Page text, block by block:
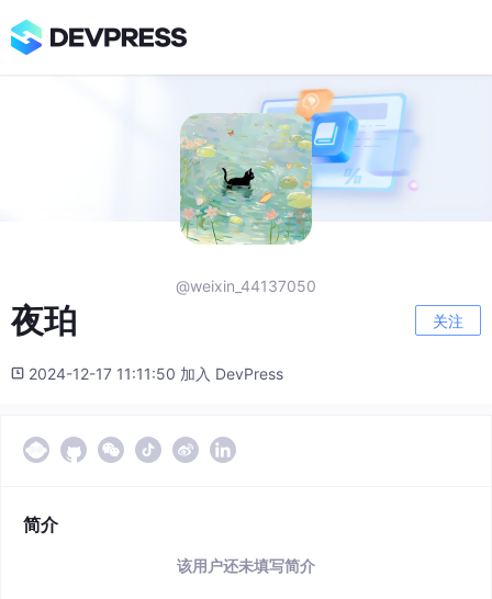
@weixin_44137050
夜珀 关注
2024-12-17 11:11:50 加入 DevPress
简介
该用户还未填写简介